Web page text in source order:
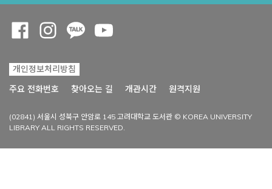
개인정보처리방침
주요 전화번호
찾아오는 길 개관시간 원격지원
(02841) 서울시 성북구 안암로 145 고려대학교 도서관 © KOREA UNIVERSITY
LIBRARY ALL RIGHTS RESERVED.
Opens a new window
Opens a new window
Opens a new window